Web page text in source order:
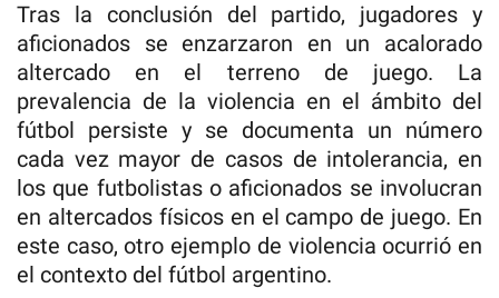
Tras la conclusión del partido, jugadores y
aficionados se enzarzaron en un acalorado
altercado en el terreno de juego. La
prevalencia de la violencia en el ámbito del
fútbol persiste y se documenta un número
cada vez mayor de casos de intolerancia, en
los que futbolistas o aficionados se involucran
en altercados físicos en el campo de juego. En
este caso, otro ejemplo de violencia ocurrió en
el contexto del fútbol argentino.